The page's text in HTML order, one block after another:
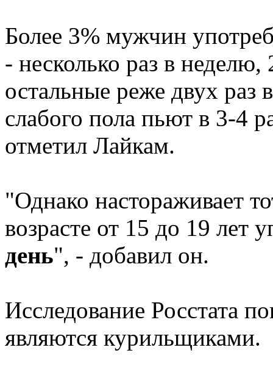
Более 3% мужчин
- несколько раз в
остальные реже двух раз
слабого пола пьют в 3-4
отметил Лайкам.
"Однако настораживает
возрасте от 15 до 19 лет
день", - добавил он.
Исследование Росстата
являются курильщиками.